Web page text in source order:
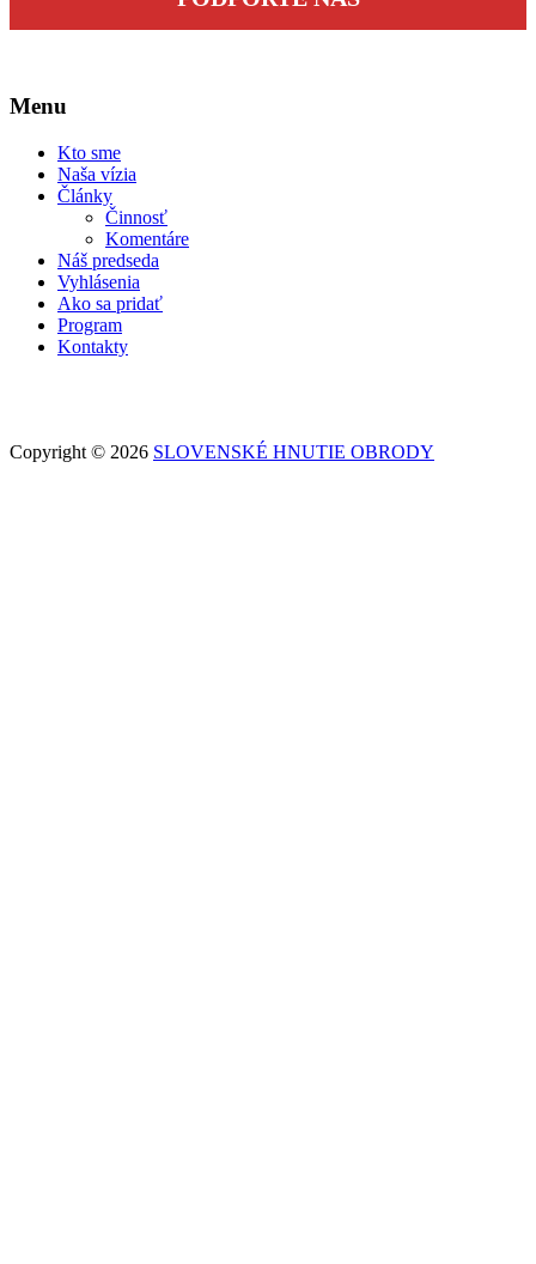
Menu
Kto sme
Naša vízia
Články
Činnosť
Komentáre
Náš predseda
Vyhlásenia
Ako sa pridať
Program
Kontakty
Copyright © 2026 SLOVENSKÉ HNUTIE OBRODY